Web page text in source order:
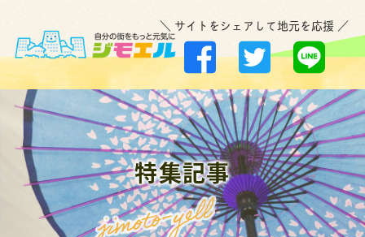
＼ サイトをシェアして地元を応援 ／
特集記事